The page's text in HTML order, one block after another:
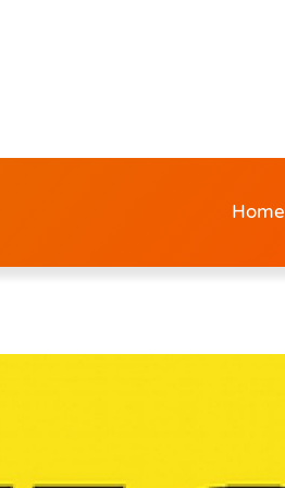
Home